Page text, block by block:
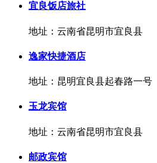
宜良饭店旅社
地址：云南省昆明市宜良县
逸家快捷酒店
地址：昆明宜良县起春路一号
玉龙宾馆
地址：云南省昆明市宜良县
邮政宾馆